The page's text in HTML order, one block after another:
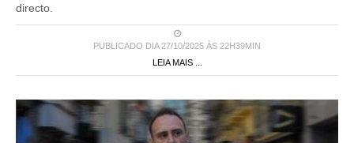
directo.
PUBLICADO DIA 27/10/2025 ÀS 22H39MIN
LEIA MAIS ...